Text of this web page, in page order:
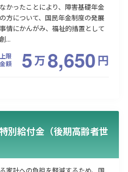
かったことにより、障害基礎年金
方について、国民年金制度の発展
情にかんがみ、福祉的措置として
...
上限
金額
5万8,650円
別給付金（後期高齢者世
家計への負担を軽減するため、国